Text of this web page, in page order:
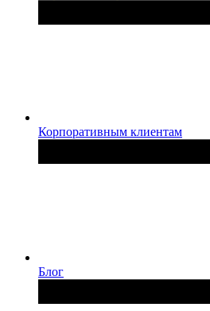
Корпоративным клиентам
Блог